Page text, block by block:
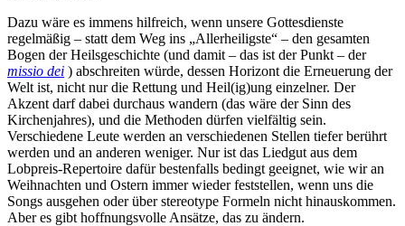
Dazu wäre es immens hilfreich, wenn unsere Gottesdienste
regelmäßig – statt dem Weg ins „Allerheiligste“ – den gesamten
Bogen der Heilsgeschichte (und damit – das ist der Punkt – der
missio dei ) abschreiten würde, dessen Horizont die Erneuerung der
Welt ist, nicht nur die Rettung und Heil(ig)ung einzelner. Der
Akzent darf dabei durchaus wandern (das wäre der Sinn des
Kirchenjahres), und die Methoden dürfen vielfältig sein.
Verschiedene Leute werden an verschiedenen Stellen tiefer berührt
werden und an anderen weniger. Nur ist das Liedgut aus dem
Lobpreis-Repertoire dafür bestenfalls bedingt geeignet, wie wir an
Weihnachten und Ostern immer wieder feststellen, wenn uns die
Songs ausgehen oder über stereotype Formeln nicht hinauskommen.
Aber es gibt hoffnungsvolle Ansätze, das zu ändern.